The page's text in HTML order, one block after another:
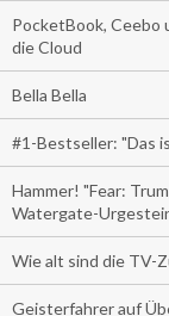
PocketBook, Ceebo
die Cloud
Bella Bella
#1-Bestseller: "Das
Hammer! "Fear:
Watergate-
Wie alt sind die TV-
Geisterfahrer auf